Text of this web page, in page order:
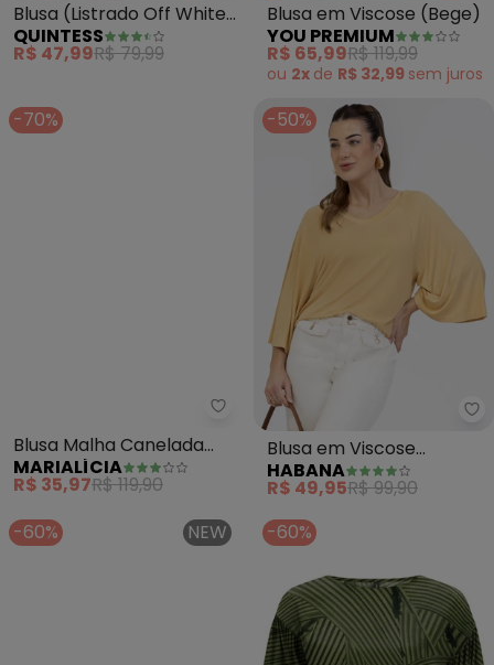
Blusa (Listrado Off White)
em Viscose Plana
QUINTESS
R$ 47,99R$ 79,99
Blusa em Viscose (Bege)
YOU PREMIUM
R$ 65,99R$ 119,99
ou 2x de R$ 32,99 sem juros
-70%
Marialícia - Blusa Malha
Blusa Malha Canelada
Listrada (Cinza)
MARIALÍCIA
R$ 35,97R$ 119,90
-50%
Blusa em Viscose
(Amarelo )
HABANA
R$ 49,95R$ 99,90
-60%
NEW -60%